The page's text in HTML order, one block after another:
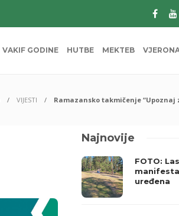
VAKIF GODINE HUTBE MEKTEB
VIJESTI Ramazansko takmičenje
Najnovije
FOTO:
uređena